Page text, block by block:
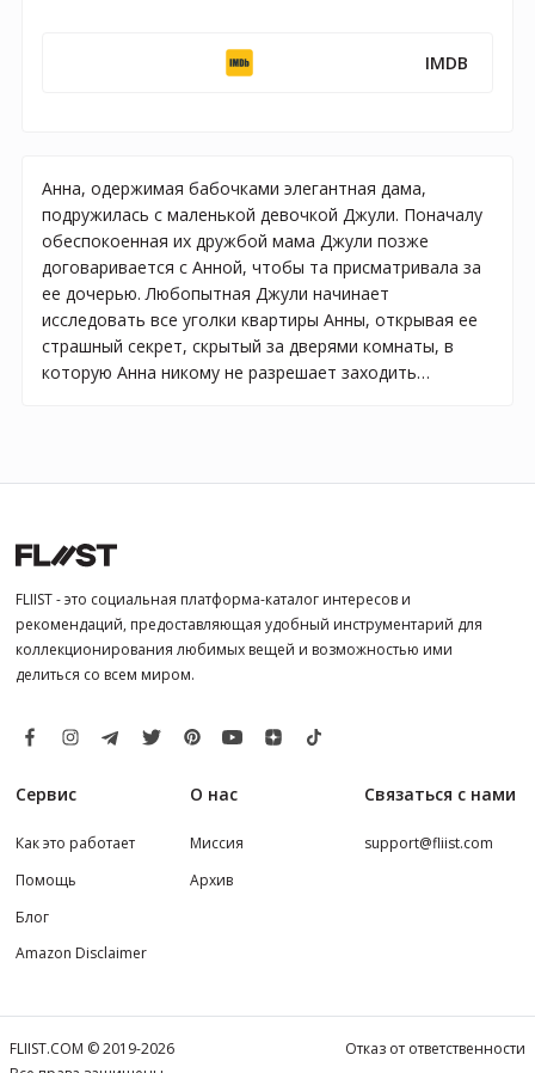
IMDB
Анна, одержимая бабочками элегантная дама,
подружилась с маленькой девочкой Джули. Поначалу
обеспокоенная их дружбой мама Джули позже
договаривается с Анной, чтобы та присматривала за
ее дочерью. Любопытная Джули начинает
исследовать все уголки квартиры Анны, открывая ее
страшный секрет, скрытый за дверями комнаты, в
которую Анна никому не разрешает заходить…
FLIIST - это социальная платформа-каталог интересов и
рекомендаций, предоставляющая удобный инструментарий для
коллекционирования любимых вещей и возможностью ими
делиться со всем миром.
Сервис
Как это работает
Помощь
Блог
Amazon Disclaimer
О нас
Миссия
Архив
Связаться с нами
support@fliist.com
FLIIST.COM © 2019-2026
Отказ от ответственности